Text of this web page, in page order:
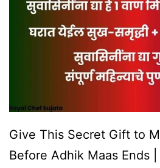
Give This Secret Gift to
Before Adhik Maas Ends